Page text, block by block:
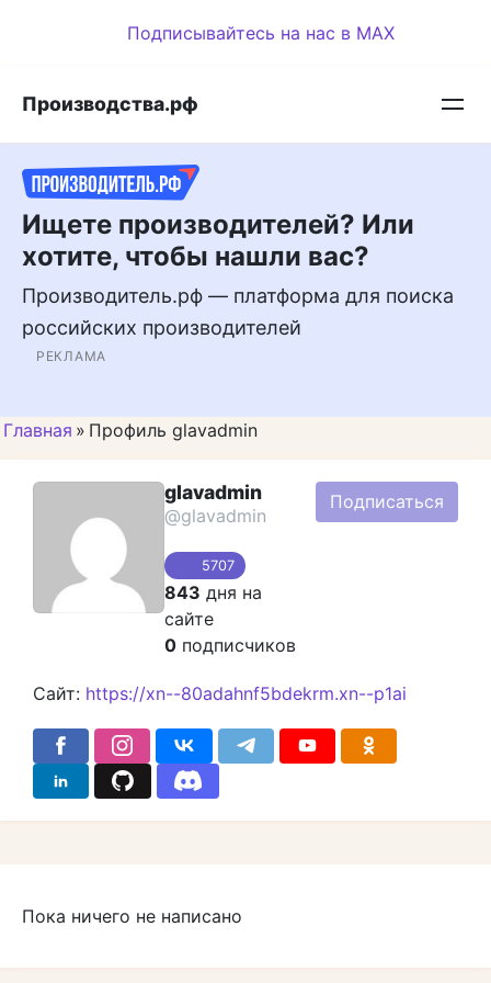
Подписывайтесь на нас в MAX
Производства.рф
Ищете производителей? Или
хотите, чтобы нашли вас?
Производитель.рф — платформа для поиска
российских производителей
РЕКЛАМА
Главная » Профиль glavadmin
glavadmin
@glavadmin
5707
843 дня на
сайте
0 подписчиков
Подписаться
Сайт: https://xn--80adahnf5bdekrm.xn--p1ai
Пока ничего не написано